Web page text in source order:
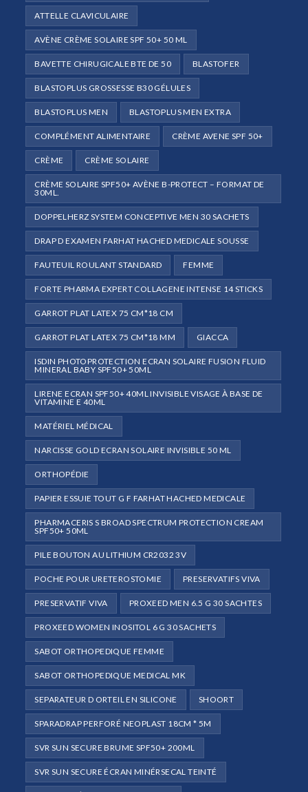
ATTELLE CLAVICULAIRE
AVÈNE CRÈME SOLAIRE SPF 50+ 50 ML
BAVETTE CHIRUGICALE BTE DE 50 BLASTOFER
BLASTOPLUS GROSSESSE B30 GÉLULES
BLASTOPLUS MEN BLASTOPLUS MEN EXTRA
COMPLÉMENT ALIMENTAIRE CRÈME AVENE SPF 50+
CRÈME CRÈME SOLAIRE
CRÈME SOLAIRE SPF50+ AVÈNE B-PROTECT – FORMAT DE
30ML.
DOPPELHERZ SYSTEM CONCEPTIVE MEN 30 SACHETS
DRAP D EXAMEN FARHAT HACHED MEDICALE SOUSSE
FAUTEUIL ROULANT STANDARD FEMME
FORTE PHARMA EXPERT COLLAGENE INTENSE 14 STICKS
GARROT PLAT LATEX 75 CM*18 CM
GARROT PLAT LATEX 75 CM*18 MM GIACCA
ISDIN PHOTOPROTECTION ECRAN SOLAIRE FUSION FLUID
MINERAL BABY SPF50+ 50ML
LIRENE ECRAN SPF50+ 40ML INVISIBLE VISAGE À BASE DE
VITAMINE E 40ML
MATÉRIEL MÉDICAL
NARCISSE GOLD ECRAN SOLAIRE INVISIBLE 50 ML
ORTHOPÉDIE
PAPIER ESSUIE TOUT G F FARHAT HACHED MEDICALE
PHARMACERIS S BROAD SPECTRUM PROTECTION CREAM
SPF50+ 50ML
PILE BOUTON AU LITHIUM CR2032 3V
POCHE POUR URETEROSTOMIE PRESERVATIFS VIVA
PRESERVATIF VIVA PROXEED MEN 6.5 G 30 SACHTES
PROXEED WOMEN INOSITOL 6 G 30 SACHETS
SABOT ORTHOPEDIQUE FEMME
SABOT ORTHOPEDIQUE MEDICAL MK
SEPARATEUR D ORTEIL EN SILICONE SHOORT
SPARADRAP PERFORÉ NEOPLAST 18CM * 5M
SVR SUN SECURE BRUME SPF50+ 200ML
SVR SUN SECURE ÉCRAN MINÉRSECAL TEINTÉ